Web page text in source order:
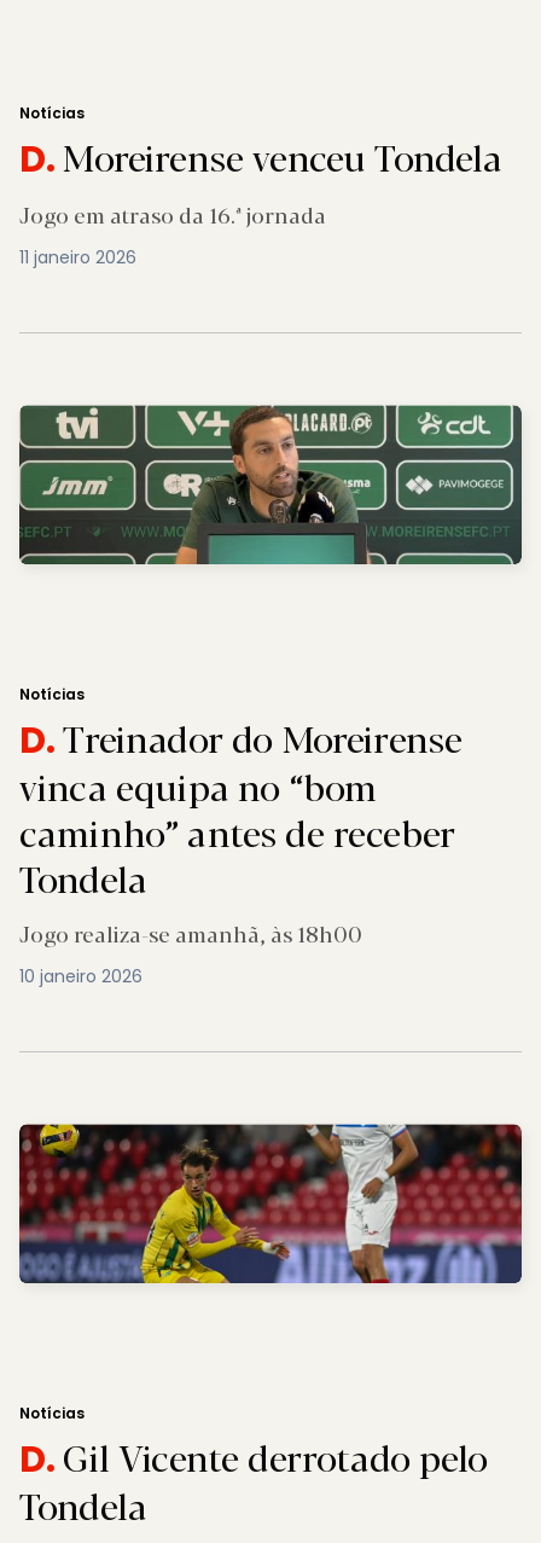
Notícias
D.Moreirense venceu Tondela
Jogo em atraso da 16.ª jornada
11 janeiro 2026
Notícias
D.Treinador do Moreirense
vinca equipa no “bom
caminho” antes de receber
Tondela
Jogo realiza-se amanhã, às 18h00
10 janeiro 2026
Notícias
D.Gil Vicente derrotado pelo
Tondela